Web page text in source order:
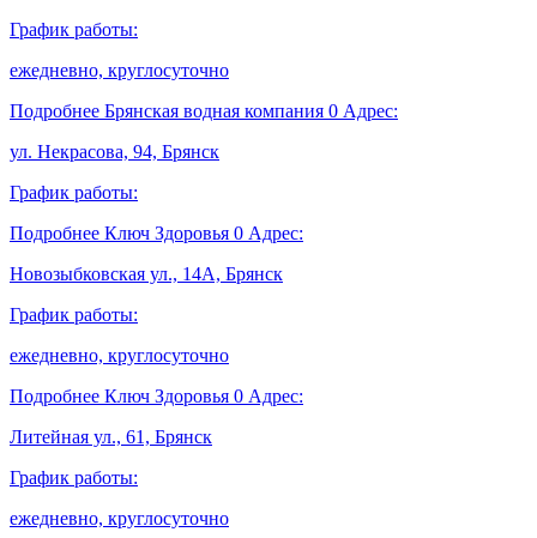
График работы:
ежедневно, круглосуточно
Подробнее Брянская водная компания 0 Адрес:
ул. Некрасова, 94, Брянск
График работы:
Подробнее Ключ Здоровья 0 Адрес:
Новозыбковская ул., 14А, Брянск
График работы:
ежедневно, круглосуточно
Подробнее Ключ Здоровья 0 Адрес:
Литейная ул., 61, Брянск
График работы:
ежедневно, круглосуточно